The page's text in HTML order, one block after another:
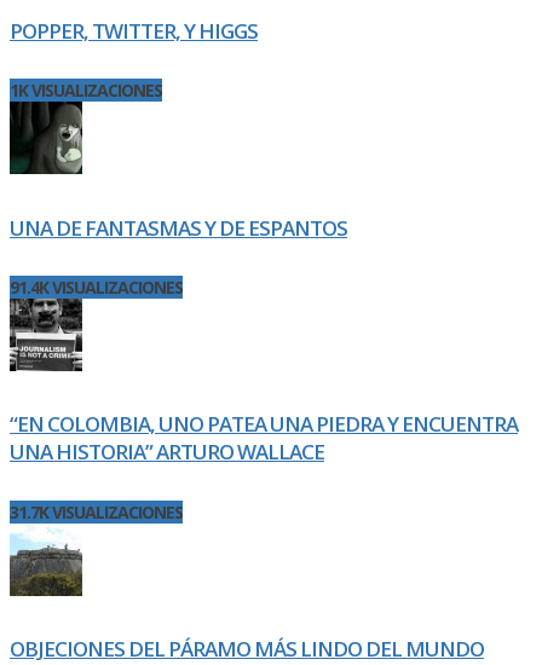
POPPER, TWITTER, Y HIGGS
1K VISUALIZACIONES
UNA DE FANTASMAS Y DE ESPANTOS
91.4K VISUALIZACIONES
“EN COLOMBIA, UNO PATEA UNA PIEDRA Y ENCUENTRA
UNA HISTORIA” ARTURO WALLACE
31.7K VISUALIZACIONES
OBJECIONES DEL PÁRAMO MÁS LINDO DEL MUNDO